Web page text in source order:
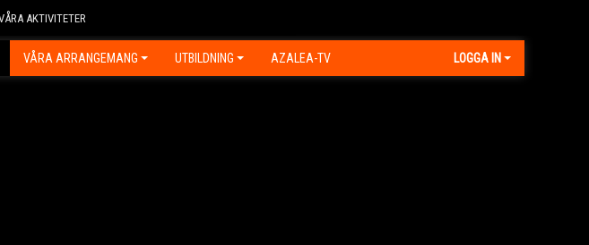
AKTIVITETER
VÅRA ARRANGEMANG UTBILDNING AZALEA-TV LOGGA IN